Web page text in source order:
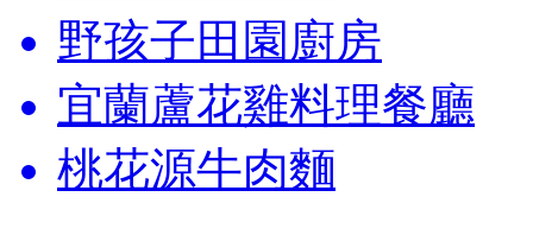
野孩子田園廚房
宜蘭蘆花雞料理餐廳
桃花源牛肉麵